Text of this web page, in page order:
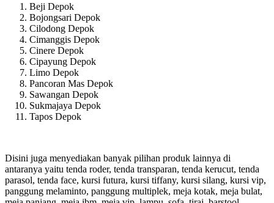
Beji Depok
Bojongsari Depok
Cilodong Depok
Cimanggis Depok
Cinere Depok
Cipayung Depok
Limo Depok
Pancoran Mas Depok
Sawangan Depok
Sukmajaya Depok
Tapos Depok
Disini juga menyediakan banyak pilihan produk lainnya di
antaranya yaitu tenda roder, tenda transparan, tenda kerucut, tenda
parasol, tenda face, kursi futura, kursi tiffany, kursi silang, kursi vip,
panggung melaminto, panggung multiplek, meja kotak, meja bulat,